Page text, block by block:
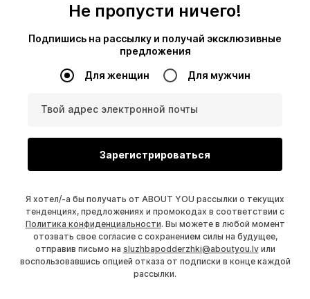
Не пропусти ничего!
Подпишись на рассылку и получай эксклюзивные
предложения
Для женщин Для мужчин
Твой адрес электронной почты
Зарегистрироваться
Я хотел/-а бы получать от ABOUT YOU рассылки о текущих
тенденциях, предложениях и промокодах в соответствии с
Политика конфиденциальности. Вы можете в любой момент
отозвать свое согласие с сохранением силы на будущее,
отправив письмо на sluzhbapodderzhki@aboutyou.lvили
воспользовавшись опцией отказа от подписки в конце каждой
рассылки.